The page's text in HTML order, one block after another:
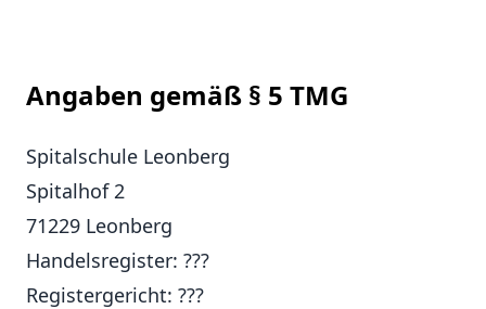
Angaben gemäß § 5 TMG
Spitalschule Leonberg
Spitalhof 2
71229 Leonberg
Handelsregister: ???
Registergericht: ???